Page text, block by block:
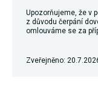
Upozorňujeme, že v
z důvodu čerpání
omlouváme se za
Zveřejněno: